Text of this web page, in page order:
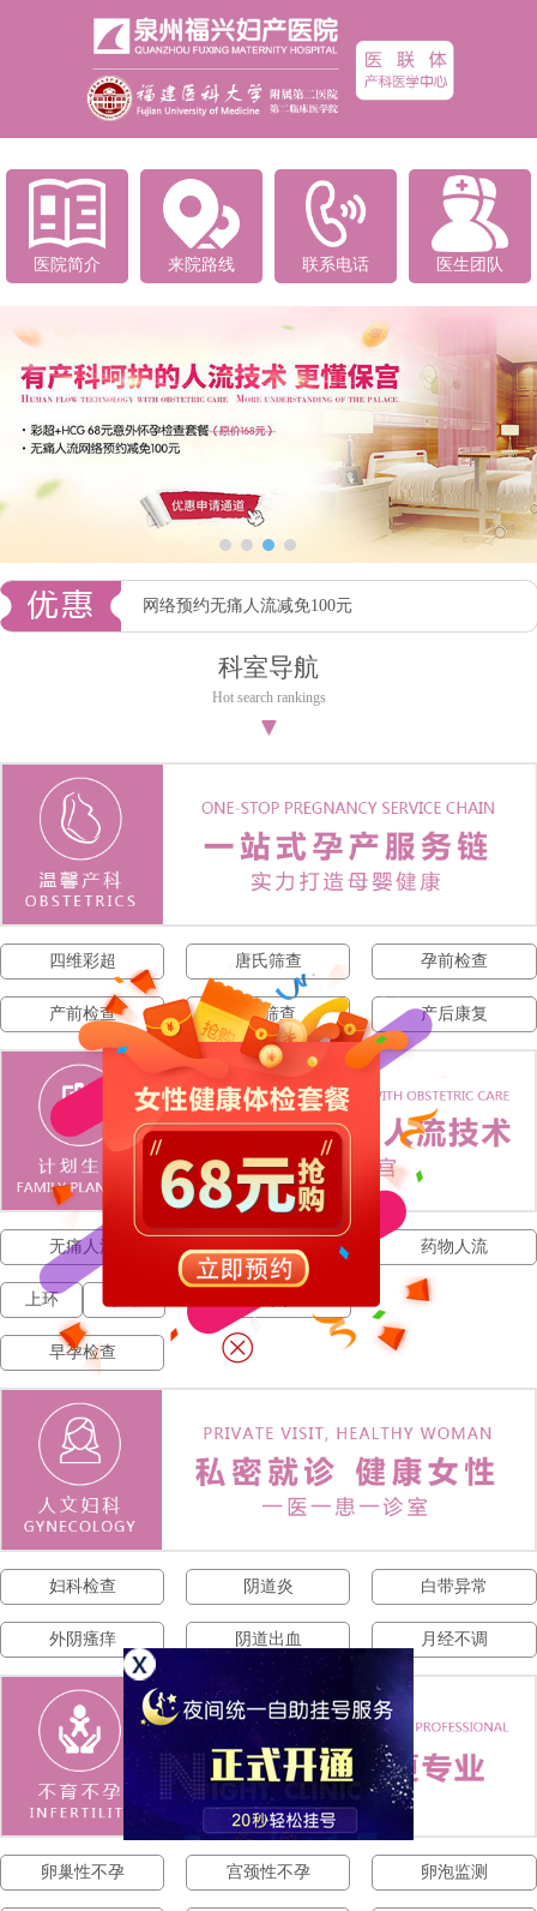
医院简介 来院路线 联系电话 医生团队
网络预约无痛人流减免100元
科室导航
Hot search rankings
▼
四维彩超 唐氏筛查 孕前检查
产前检查 NT筛查 产后康复
无痛人流 人流费用 药物人流
上环
早孕检查
妇科检查 阴道炎 白带异常
外阴瘙痒 阴道出血 月经不调
卵巢性不孕 宫颈性不孕 卵泡监测